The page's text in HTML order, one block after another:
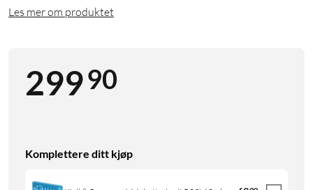
Les mer om produktet
29990
Komplettere ditt kjøp